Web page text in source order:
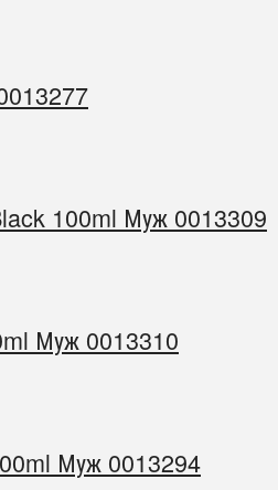
100ml Муж 0013309
Муж 0013310
Муж 0013294